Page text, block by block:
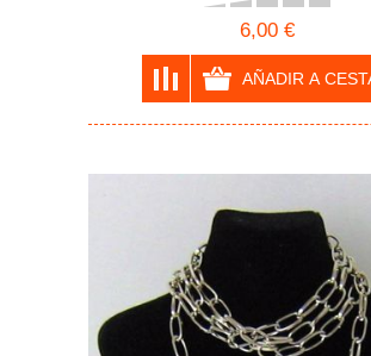
6,00 €